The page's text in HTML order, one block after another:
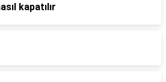
kapatılır